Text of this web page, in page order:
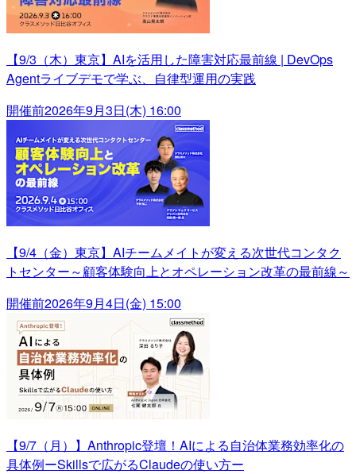
【9/3（木）東京】AIを活用した障害対応最前線 | DevOps
Agentライブデモで学ぶ、自律型運用の実践
開催前2026年9月3日(木) 16:00
【9/4（金）東京】AIチームメイトが変える次世代コンタク
トセンター～顧客体験向上とオペレーション改革の最前線～
開催前2026年9月4日(金) 15:00
【9/7（月）】Anthropic登壇！AIによる自治体業務効率化の
具体例ーSkillsで広がるClaudeの使い方ー